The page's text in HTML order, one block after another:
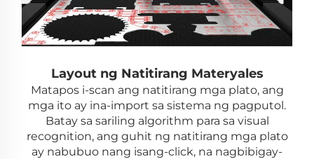
Layout ng Natitirang Materyales
Matapos i-scan ang natitirang mga plato, ang
mga ito ay ina-import sa sistema ng pagputol.
Batay sa sariling algorithm para sa visual
recognition, ang guhit ng natitirang mga plato
ay nabubuo nang isang-click, na nagbibigay-